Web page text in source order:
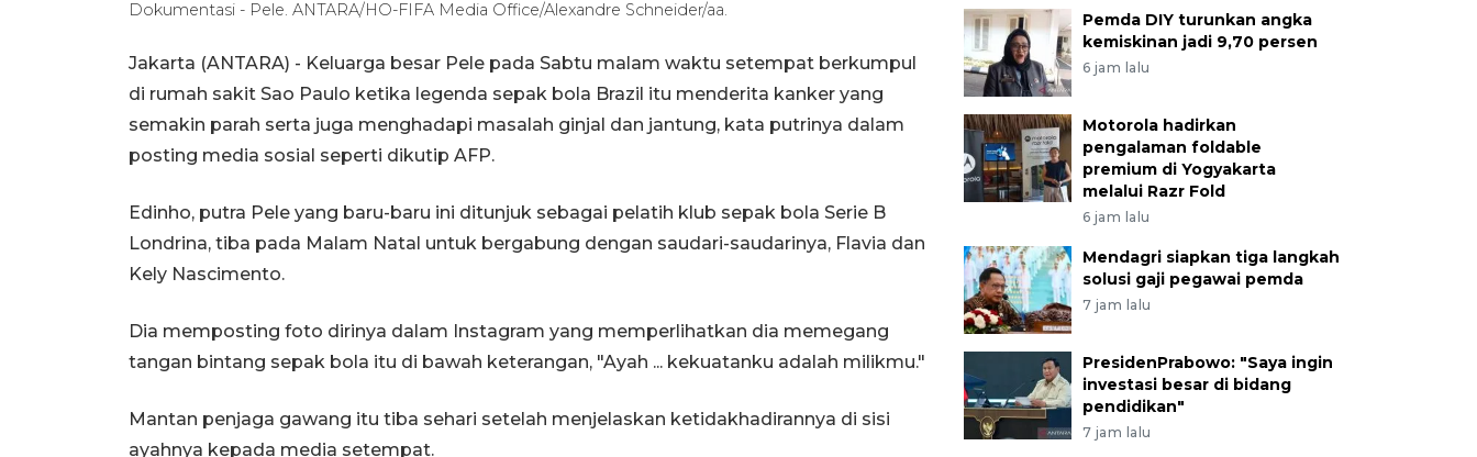
Dokumentasi - Pele. ANTARA/HO-FIFA Media Office/Alexandre Schneider/aa.
Jakarta (ANTARA) - Keluarga besar Pele pada Sabtu malam waktu setempat berkumpul
di rumah sakit Sao Paulo ketika legenda sepak bola Brazil itu menderita kanker yang
semakin parah serta juga menghadapi masalah ginjal dan jantung, kata putrinya dalam
posting media sosial seperti dikutip AFP.
Edinho, putra Pele yang baru-baru ini ditunjuk sebagai pelatih klub sepak bola Serie B
Londrina, tiba pada Malam Natal untuk bergabung dengan saudari-saudarinya, Flavia dan
Kely Nascimento.
Dia memposting foto dirinya dalam Instagram yang memperlihatkan dia memegang
tangan bintang sepak bola itu di bawah keterangan, "Ayah ... kekuatanku adalah milikmu."
Mantan penjaga gawang itu tiba sehari setelah menjelaskan ketidakhadirannya di sisi
ayahnya kepada media setempat.
Pemda DIY turunkan angka
kemiskinan jadi 9,70 persen
6 jam lalu
Motorola hadirkan
pengalaman foldable
premium di Yogyakarta
melalui Razr Fold
6 jam lalu
Mendagri siapkan tiga langkah
solusi gaji pegawai pemda
7 jam lalu
PresidenPrabowo: "Saya ingin
investasi besar di bidang
pendidikan"
7 jam lalu